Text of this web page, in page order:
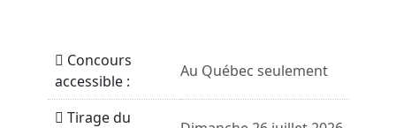
Concours
accessible :
Au Québec seulement
Tirage du